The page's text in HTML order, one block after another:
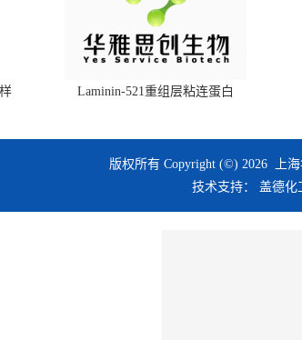
Laminin-521重组层粘连蛋白
版权所有 Copyright (©) 2026 上
技术支持： 盖德化